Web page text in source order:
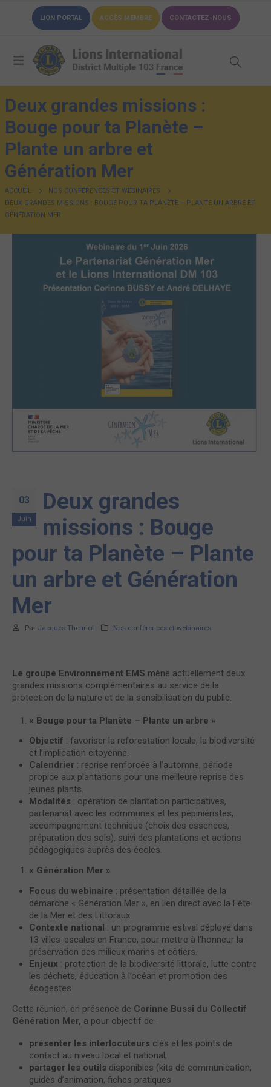
LION PORTAL ACCÈS MEMBRE CONTACTEZ-NOUS
Deux grandes missions :
Bouge pour ta Planète –
Plante un arbre et
Génération Mer
ACCUEIL
NOS CONFÉRENCES ET WEBINAIRES
DEUX GRANDES MISSIONS : BOUGE POUR TA PLANÈTE – PLANTE UN ARBRE ET
GÉNÉRATION MER
03
Juin
Deux grandes
missions : Bouge
pour ta Planète – Plante
un arbre et Génération
Mer
Par Jacques Theuriot Nos conférences et webinaires
Le groupe Environnement EMS mène actuellement deux
grandes missions complémentaires au service de la
protection de la nature et de la sensibilisation du public.
« Bouge pour ta Planète – Plante un arbre »
Objectif : favoriser la reforestation locale, la biodiversité
et l’implication citoyenne.
Calendrier : reprise renforcée à l’automne, période
propice aux plantations pour une meilleure reprise des
jeunes plants.
Modalités : opération de plantation participatives,
partenariat avec les communes et les pépiniéristes,
accompagnement technique (choix des essences,
préparation des sols), suivi des plantations et actions
pédagogiques auprès des écoles.
« Génération Mer »
Focus du webinaire : présentation détaillée de la
démarche « Génération Mer », en lien direct avec la Fête
de la Mer et des Littoraux.
Contexte national : un programme estival déployé dans
13 villes-escales en France, pour mettre à l’honneur la
préservation des milieux marins et côtiers.
Enjeux : protection de la biodiversité littorale, lutte contre
les déchets, éducation à l’océan et promotion des
écogestes.
Cette réunion, en présence de Corinne Bussi du Collectif
Génération Mer, a pour objectif de :
présenter les interlocuteurs clés et les points de
contact au niveau local et national;
partager les outils disponibles (kits de communication,
guides d’animation, fiches pratiques